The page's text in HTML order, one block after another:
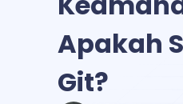
Apakah
Git?